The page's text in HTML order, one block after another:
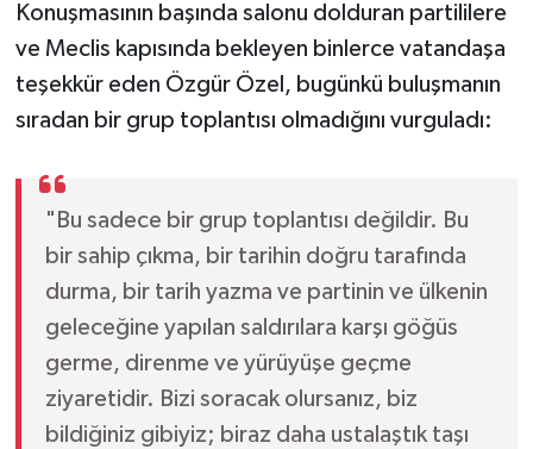
Konuşmasının başında salonu dolduran partililere
ve Meclis kapısında bekleyen binlerce vatandaşa
teşekkür eden Özgür Özel, bugünkü buluşmanın
sıradan bir grup toplantısı olmadığını vurguladı:
"Bu sadece bir grup toplantısı değildir. Bu
bir sahip çıkma, bir tarihin doğru tarafında
durma, bir tarih yazma ve partinin ve ülkenin
geleceğine yapılan saldırılara karşı göğüs
germe, direnme ve yürüyüşe geçme
ziyaretidir. Bizi soracak olursanız, biz
bildiğiniz gibiyiz; biraz daha ustalaştık taşı